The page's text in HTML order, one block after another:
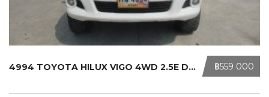
‎฿559 000
4994 TOYOTA HILUX VIGO 4WD 2.5E DOU ...